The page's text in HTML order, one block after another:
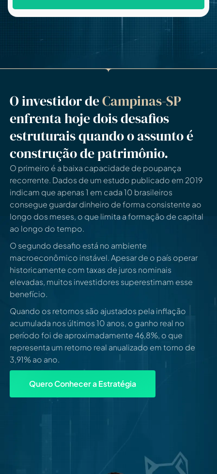
O investidor deCampinas-SP
enfrenta hoje dois desafios
estruturais quando o assunto é
construção de patrimônio.
O primeiro é a baixa capacidade de poupança
recorrente. Dados de um estudo publicado em 2019
indicam que apenas 1 em cada 10 brasileiros
consegue guardar dinheiro de forma consistente ao
longo dos meses, o que limita a formação de capital
ao longo do tempo.
O segundo desafio está no ambiente
macroeconômico instável. Apesar de o país operar
historicamente com taxas de juros nominais
elevadas, muitos investidores superestimam esse
benefício.
Quando os retornos são ajustados pela inflação
acumulada nos últimos 10 anos, o ganho real no
período foi de aproximadamente 46,8%, o que
representa um retorno real anualizado em torno de
3,91% ao ano.
Quero Conhecer a Estratégia